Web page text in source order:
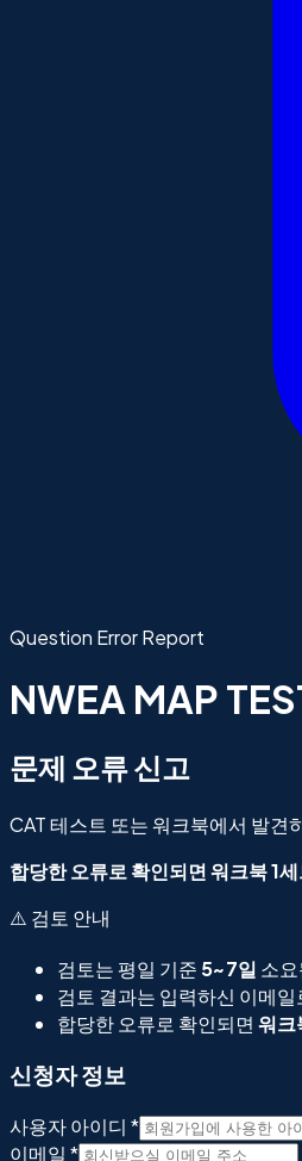
Question Error Report
NWEA MAP
문제 오류 신고
CAT 테스트 또는 워크북에서 발견
합당한 오류로 확인되면 워크북 1
⚠️ 검토 안내
검토는 평일 기준 5~7일 소
검토 결과는 입력하신 이메
합당한 오류로 확인되면 워
신청자 정보
사용자 아이디 *
이메일 *